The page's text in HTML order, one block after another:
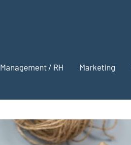
son
business
Management / RH Marketing